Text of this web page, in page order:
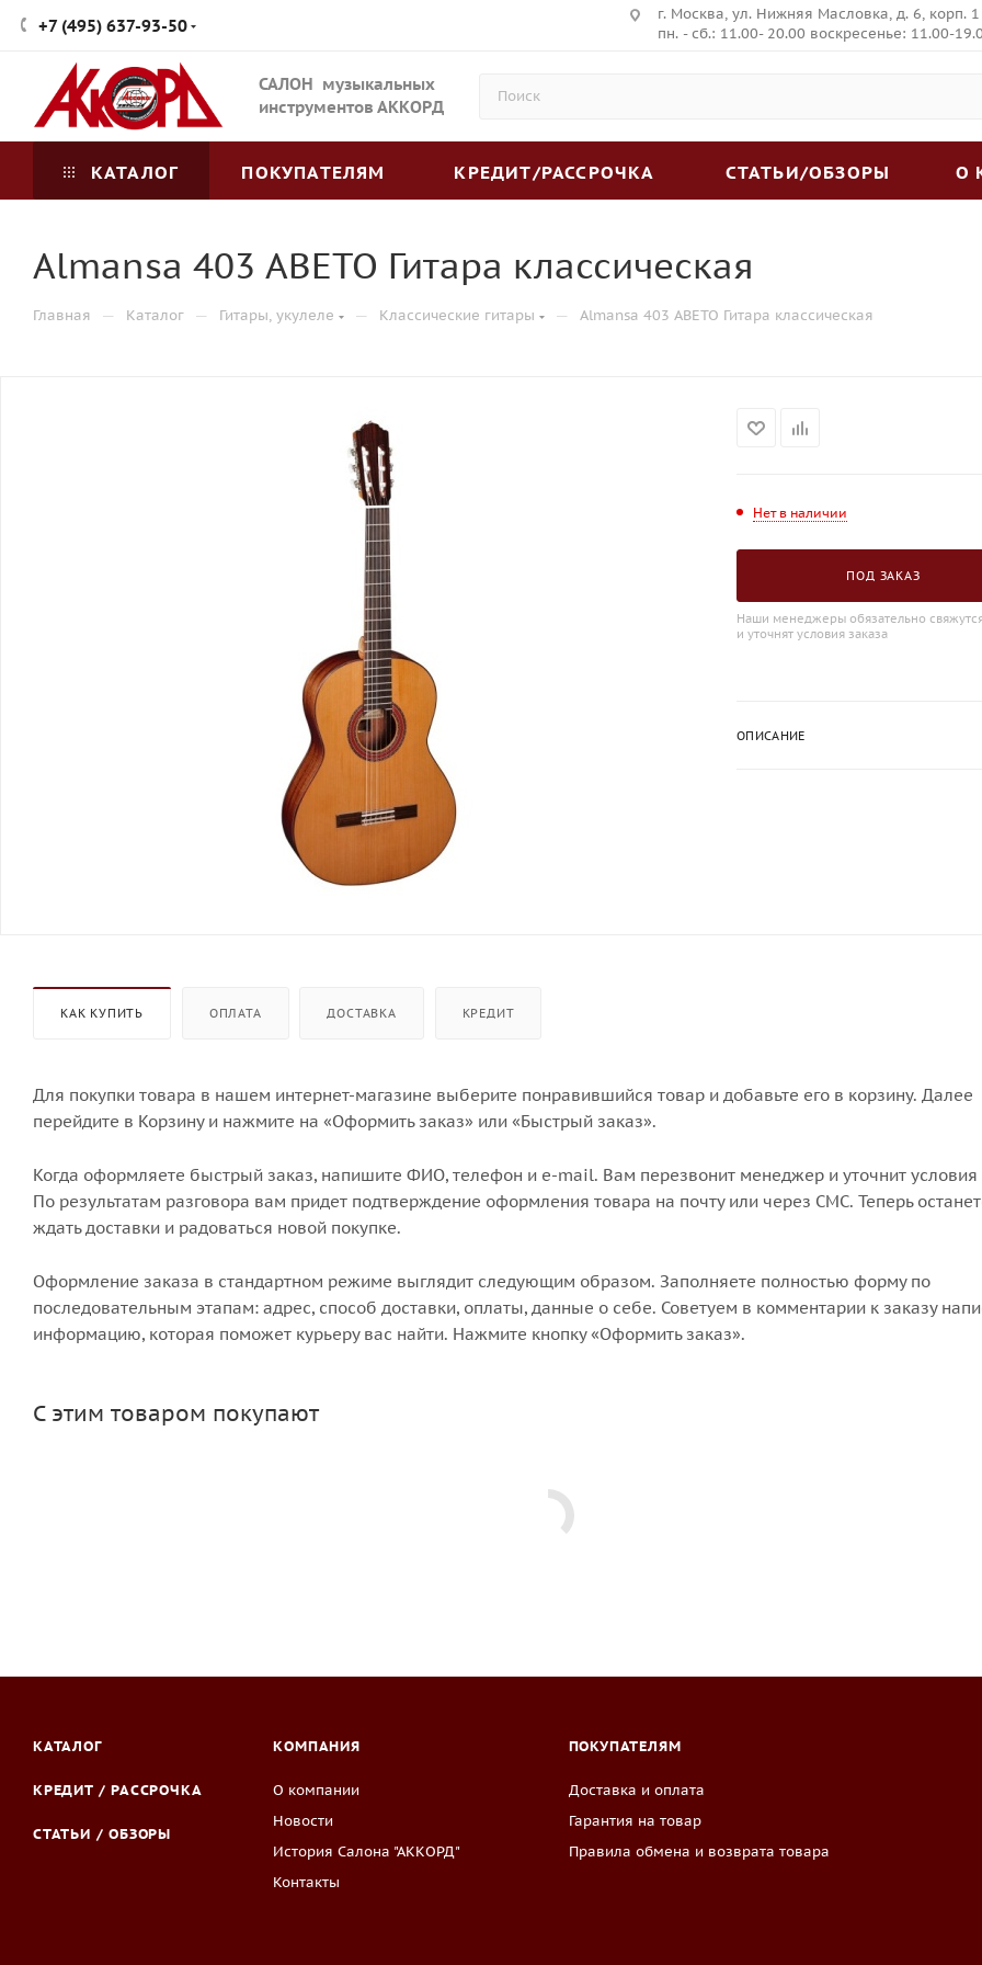
+7 (495) 637-93-50
г. Москва, ул. Нижняя Масловка, д. 6, корп. 1
пн. - сб.: 11.00- 20.00 воскресенье: 11.00-
САЛОН музыкальных
инструментов АККОРД
КАТАЛОГ ПОКУПАТЕЛЯМ КРЕДИТ/РАССРОЧКА СТАТЬИ/ОБЗОРЫ О
Almansa 403 АBETO Гитара классическая
Главная — Каталог — Гитары, укулеле — Классические гитары — Almansa 403 АBETO Гитара классическая
Нет в наличии
ПОД ЗАКАЗ
Наши менеджеры обязательно
и уточнят условия заказа
ОПИСАНИЕ
КАК КУПИТЬ ОПЛАТА ДОСТАВКА КРЕДИТ
Для покупки товара в нашем интернет-магазине выберите понравившийся товар и добавьте его в корзину. Далее
перейдите в Корзину и нажмите на «Оформить заказ» или «Быстрый заказ».
Когда оформляете быстрый заказ, напишите ФИО, телефон и e-mail. Вам перезвонит менеджер и уточнит условия
По результатам разговора вам придет подтверждение оформления товара на почту или через СМС. Теперь
ждать доставки и радоваться новой покупке.
Оформление заказа в стандартном режиме выглядит следующим образом. Заполняете полностью форму по
последовательным этапам: адрес, способ доставки, оплаты, данные о себе. Советуем в комментарии к заказу
информацию, которая поможет курьеру вас найти. Нажмите кнопку «Оформить заказ».
С этим товаром покупают
КАТАЛОГ
КРЕДИТ / РАССРОЧКА
СТАТЬИ / ОБЗОРЫ
КОМПАНИЯ
О компании
Новости
История Салона "АККОРД"
Контакты
ПОКУПАТЕЛЯМ
Доставка и оплата
Гарантия на товар
Правила обмена и возврата товара